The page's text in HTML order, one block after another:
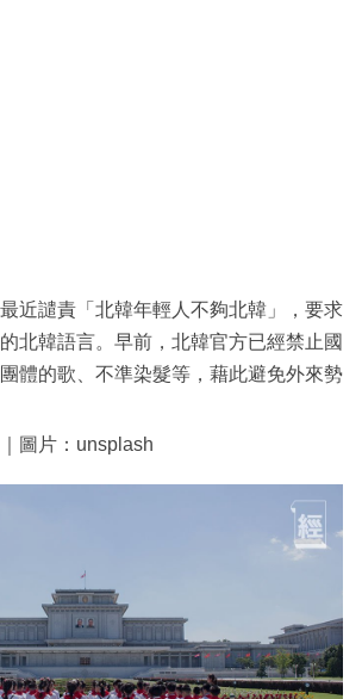
近譴責「北韓年輕人不夠北韓」，要求
北韓語言。早前，北韓官方已經禁止國
體的歌、不準染髮等，藉此避免外來勢
圖片：unsplash